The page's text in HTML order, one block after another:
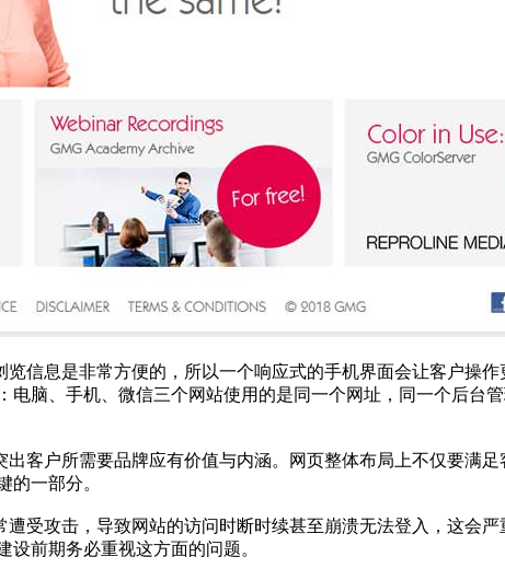
信息是非常方便的，所以一个响应式的手机界面会让客户操
脑、手机、微信三个网站使用的是同一个网址，同一个后台
出客户所需要品牌应有价值与内涵。网页整体布局上不仅要满
的一部分。
受攻击，导致网站的访问时断时续甚至崩溃无法登入，这会
前期务必重视这方面的问题。